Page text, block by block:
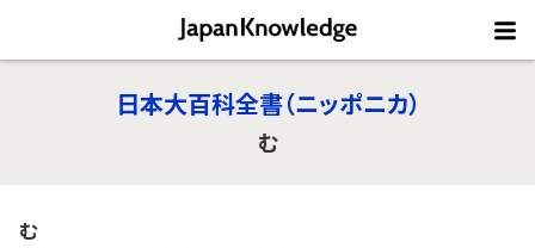
日本大百科全書（ニッポニカ）
む
む